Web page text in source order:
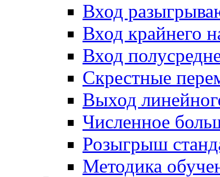
Вход
Вход крайнего
Вход
Скрестные
Выход
Численное
Розыгрыш
Методика